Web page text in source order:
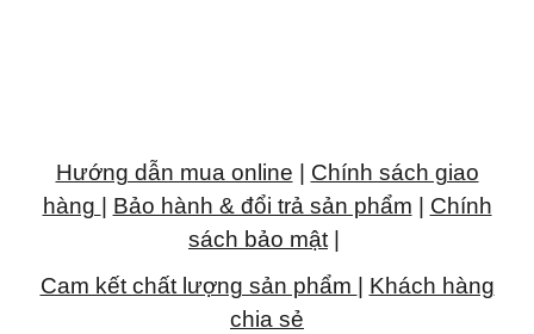
Hướng dẫn mua online
Chính sách giao
hàng
Bảo hành & đổi trả sản phẩm
Chính
sách bảo mật
Cam kết chất lượng sản phẩm | Khách hàng
chia sẻ